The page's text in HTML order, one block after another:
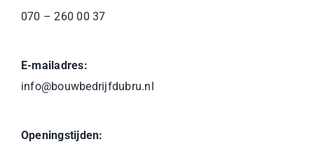
070 – 260 00 37
E-mailadres:
info@bouwbedrijfdubru.nl
Openingstijden: